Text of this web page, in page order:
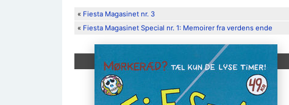
« Fiesta Magasinet nr. 3
« Fiesta Magasinet Special nr. 1: Memoirer fra verdens ende